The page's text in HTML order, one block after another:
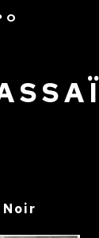
Noir